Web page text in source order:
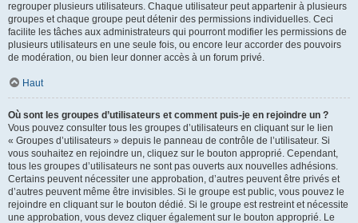
regrouper plusieurs utilisateurs. Chaque utilisateur peut appartenir à plusieurs
groupes et chaque groupe peut détenir des permissions individuelles. Ceci
facilite les tâches aux administrateurs qui pourront modifier les permissions de
plusieurs utilisateurs en une seule fois, ou encore leur accorder des pouvoirs
de modération, ou bien leur donner accès à un forum privé.
Haut
Où sont les groupes d’utilisateurs et comment puis-je en rejoindre un ?
Vous pouvez consulter tous les groupes d’utilisateurs en cliquant sur le lien
« Groupes d’utilisateurs » depuis le panneau de contrôle de l’utilisateur. Si
vous souhaitez en rejoindre un, cliquez sur le bouton approprié. Cependant,
tous les groupes d’utilisateurs ne sont pas ouverts aux nouvelles adhésions.
Certains peuvent nécessiter une approbation, d’autres peuvent être privés et
d’autres peuvent même être invisibles. Si le groupe est public, vous pouvez le
rejoindre en cliquant sur le bouton dédié. Si le groupe est restreint et nécessite
une approbation, vous devez cliquer également sur le bouton approprié. Le